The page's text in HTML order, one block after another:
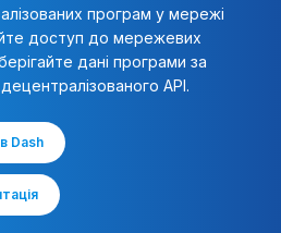
програм у мережі
доступ до мережевих
дані програми за
API.
Dash